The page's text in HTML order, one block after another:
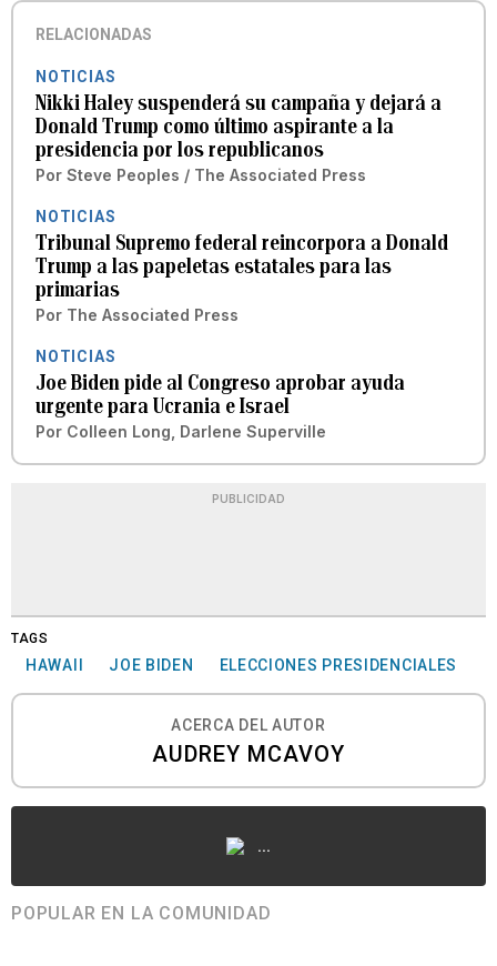
RELACIONADAS
NOTICIAS
Nikki Haley suspenderá su campaña y dejará a
Donald Trump como último aspirante a la
presidencia por los republicanos
Por Steve Peoples / The Associated Press
NOTICIAS
Tribunal Supremo federal reincorpora a Donald
Trump a las papeletas estatales para las
primarias
Por The Associated Press
NOTICIAS
Joe Biden pide al Congreso aprobar ayuda
urgente para Ucrania e Israel
Por Colleen Long, Darlene Superville
PUBLICIDAD
TAGS
HAWAII JOE BIDEN ELECCIONES PRESIDENCIALES
ACERCA DEL AUTOR
AUDREY MCAVOY
...
POPULAR EN LA COMUNIDAD